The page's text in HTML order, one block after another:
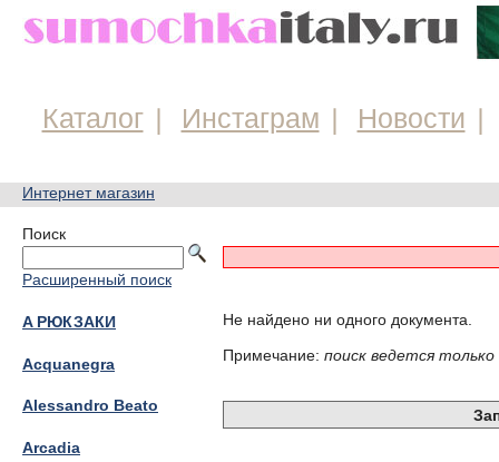
Каталог Инстаграм Новости
Интернет магазин
Не найдено ни одного документа.
Примечание: поиск ведется
Поиск
Расширенный поиск
A РЮКЗАКИ
Acquanegra
Alessandro Beato
Arcadia